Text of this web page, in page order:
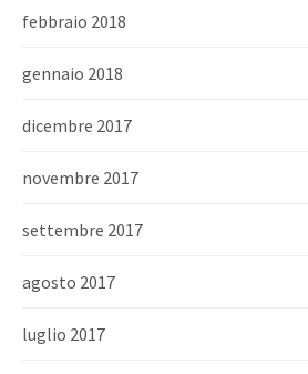
febbraio 2018
gennaio 2018
dicembre 2017
novembre 2017
settembre 2017
agosto 2017
luglio 2017